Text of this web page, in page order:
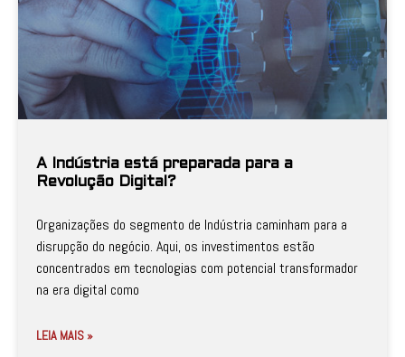
A Indústria está preparada para a
Revolução Digital?
Organizações do segmento de Indústria caminham para a
disrupção do negócio. Aqui, os investimentos estão
concentrados em tecnologias com potencial transformador
na era digital como
LEIA MAIS »